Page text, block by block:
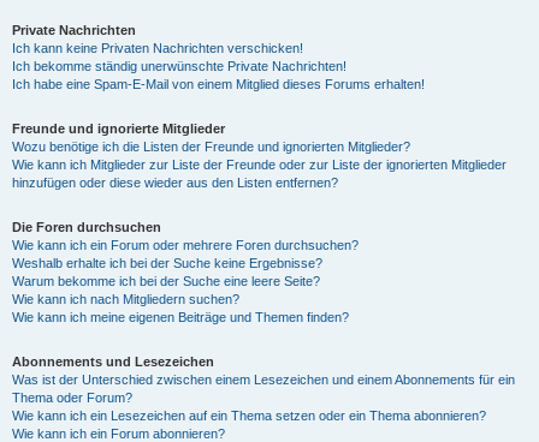
Private Nachrichten
Ich kann keine Privaten Nachrichten verschicken!
Ich bekomme ständig unerwünschte Private Nachrichten!
Ich habe eine Spam-E-Mail von einem Mitglied dieses Forums erhalten!
Freunde und ignorierte Mitglieder
Wozu benötige ich die Listen der Freunde und ignorierten Mitglieder?
Wie kann ich Mitglieder zur Liste der Freunde oder zur Liste der ignorierten Mitglieder
hinzufügen oder diese wieder aus den Listen entfernen?
Die Foren durchsuchen
Wie kann ich ein Forum oder mehrere Foren durchsuchen?
Weshalb erhalte ich bei der Suche keine Ergebnisse?
Warum bekomme ich bei der Suche eine leere Seite?
Wie kann ich nach Mitgliedern suchen?
Wie kann ich meine eigenen Beiträge und Themen finden?
Abonnements und Lesezeichen
Was ist der Unterschied zwischen einem Lesezeichen und einem Abonnements für ein
Thema oder Forum?
Wie kann ich ein Lesezeichen auf ein Thema setzen oder ein Thema abonnieren?
Wie kann ich ein Forum abonnieren?